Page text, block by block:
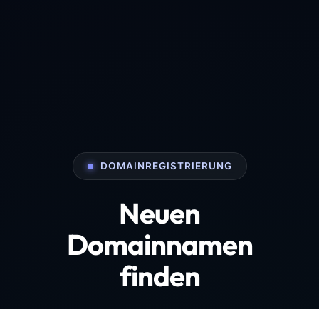
DOMAINREGISTRIERUNG
Neuen
Domainnamen
finden